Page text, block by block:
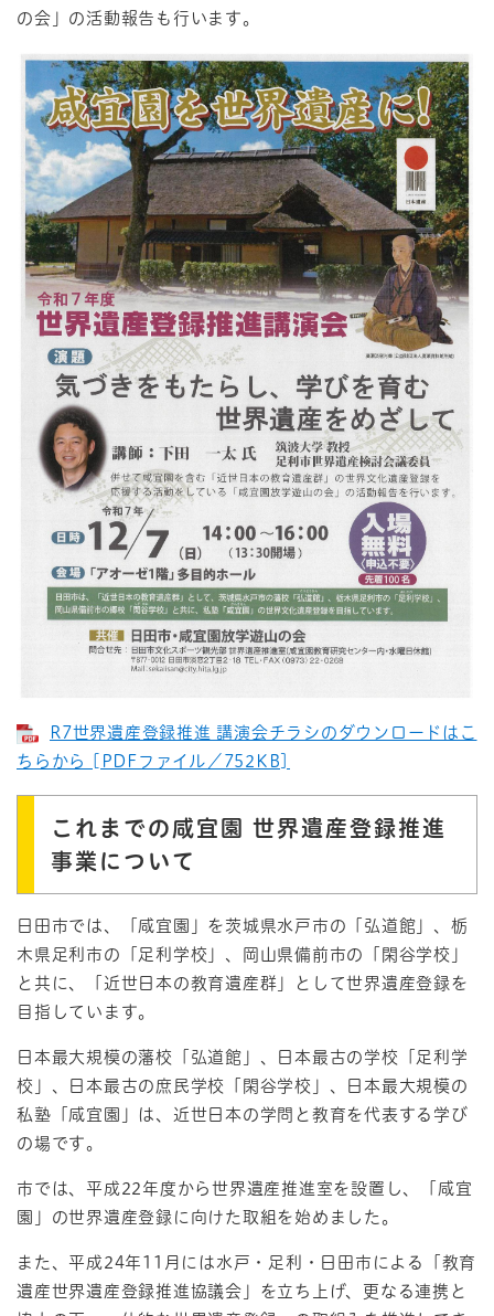
の会」の活動報告も行います。
R7世界遺産登録推進 講演会チラシのダウンロードはこ
ちらから [PDFファイル／752KB]
これまでの咸宜園 世界遺産登録推進
事業について
日田市では、「咸宜園」を茨城県水戸市の「弘道館」、栃
木県足利市の「足利学校」、岡山県備前市の「閑谷学校」
と共に、「近世日本の教育遺産群」として世界遺産登録を
目指しています。
日本最大規模の藩校「弘道館」、日本最古の学校「足利学
校」、日本最古の庶民学校「閑谷学校」、日本最大規模の
私塾「咸宜園」は、近世日本の学問と教育を代表する学び
の場です。
市では、平成22年度から世界遺産推進室を設置し、「咸宜
園」の世界遺産登録に向けた取組を始めました。
また、平成24年11月には水戸・足利・日田市による「教育
遺産世界遺産登録推進協議会」を立ち上げ、更なる連携と